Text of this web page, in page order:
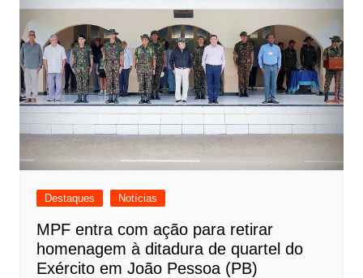
Destaques Notícias
MPF entra com ação para retirar
homenagem à ditadura de quartel do
Exército em João Pessoa (PB)